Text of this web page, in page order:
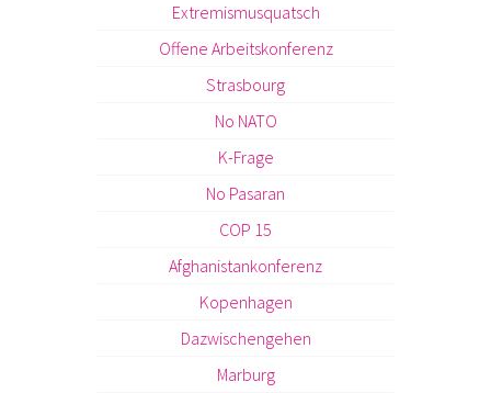
Extremismusquatsch
Offene Arbeitskonferenz
Strasbourg
No NATO
K-Frage
No Pasaran
COP 15
Afghanistankonferenz
Kopenhagen
Dazwischengehen
Marburg